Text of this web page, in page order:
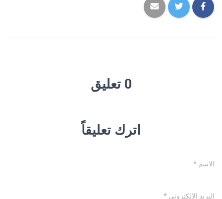
0 تعليق
اترك تعليقاً
الاسم *
البريد الإلكتروني *